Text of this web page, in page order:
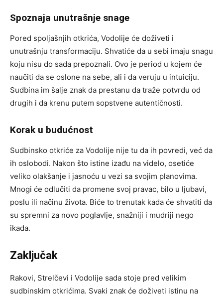
Spoznaja unutrašnje snage
Pored spoljašnjih otkrića, Vodolije će doživeti i
unutrašnju transformaciju. Shvatiće da u sebi imaju snagu
koju nisu do sada prepoznali. Ovo je period u kojem će
naučiti da se oslone na sebe, ali i da veruju u intuiciju.
Sudbina im šalje znak da prestanu da traže potvrdu od
drugih i da krenu putem sopstvene autentičnosti.
Korak u budućnost
Sudbinsko otkriće za Vodolije nije tu da ih povredi, već da
ih oslobodi. Nakon što istine izađu na videlo, osetiće
veliko olakšanje i jasnoću u vezi sa svojim planovima.
Mnogi će odlučiti da promene svoj pravac, bilo u ljubavi,
poslu ili načinu života. Biće to trenutak kada će shvatiti da
su spremni za novo poglavlje, snažniji i mudriji nego
ikada.
Zaključak
Rakovi, Strelčevi i Vodolije sada stoje pred velikim
sudbinskim otkrićima. Svaki znak će doživeti istinu na